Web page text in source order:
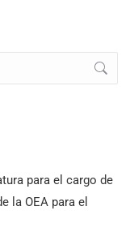
para el cargo de
la OEA para el